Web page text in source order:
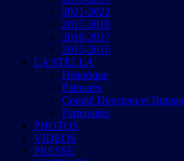
2021-2022
2017-2018
2016-2017
2015-2016
LA STELLA
Historique
Palmarès
Comité Directeur et Bureau
Partenaires
PHOTOS
VIDEOS
PRESSE